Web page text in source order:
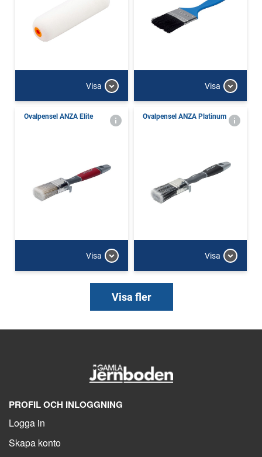
Visa Visa
Ovalpensel ANZA Elite
Visa
Ovalpensel ANZA Platinum
Visa
Visa fler
PROFIL OCH INLOGGNING
Logga in
Skapa konto